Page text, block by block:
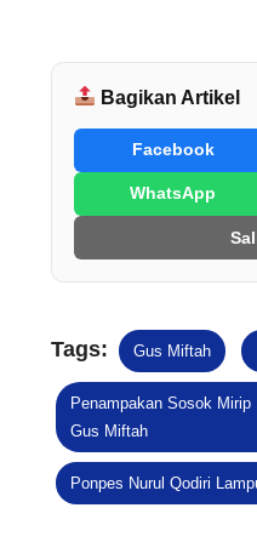
Bagikan Artikel
Facebook
WhatsApp
Tags: Gus Miftah
Penampakan Sosok
Gus Miftah
Ponpes Nurul Qodiri